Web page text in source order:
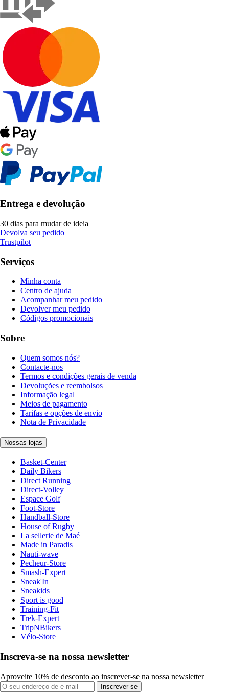
Entrega e devolução
30 dias para mudar de ideia
Devolva seu pedido
Trustpilot
Serviços
Minha conta
Centro de ajuda
Acompanhar meu pedido
Devolver meu pedido
Códigos promocionais
Sobre
Quem somos nós?
Contacte-nos
Termos e condições gerais de venda
Devoluções e reembolsos
Informação legal
Meios de pagamento
Tarifas e opções de envio
Nota de Privacidade
Nossas lojas
Basket-Center
Daily Bikers
Direct Running
Direct-Volley
Espace Golf
Foot-Store
Handball-Store
House of Rugby
La sellerie de Maé
Made in Paradis
Nauti-wave
Pecheur-Store
Smash-Expert
Sneak'In
Sneakids
Sport is good
Training-Fit
Trek-Expert
TripNBikers
Vélo-Store
Inscreva-se na nossa newsletter
Aproveite 10% de desconto ao inscrever-se na nossa newsletter
Inscrever-se